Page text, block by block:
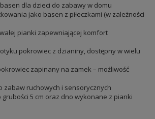
basen dla dzieci do zabawy w domu
jako basen z piłeczkami (w zależności
pianki zapewniającej komfort
pokrowiec z dzianiny, dostępny w wielu
zapinany na zamek – możliwość
zabaw ruchowych i sensorycznych
grubości 5 cm oraz dno wykonane z pianki